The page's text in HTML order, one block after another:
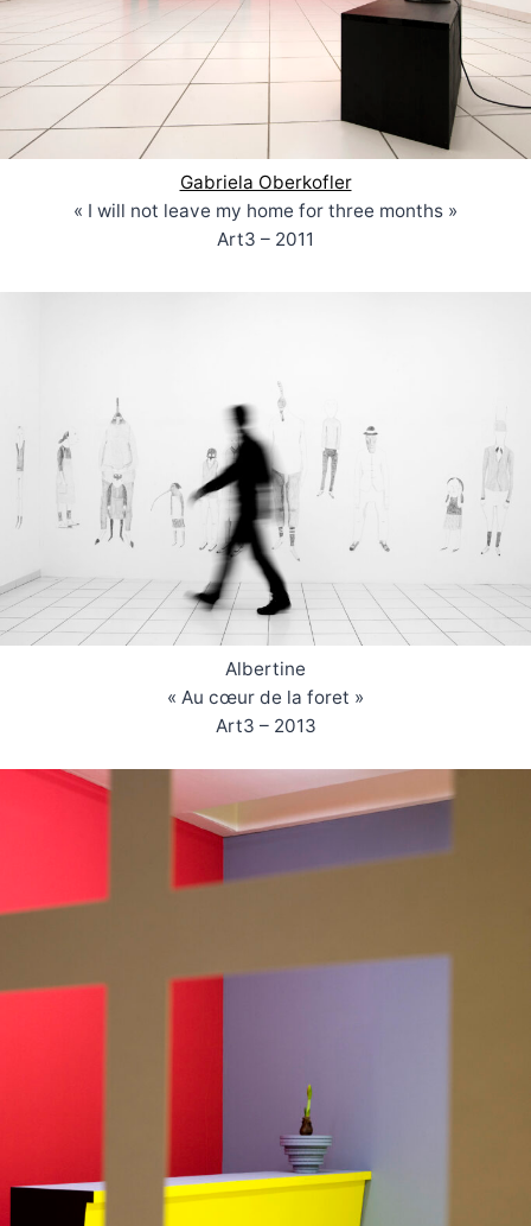
Gabriela Oberkofler
« I will not leave my home for three months »
Art3 – 2011
Albertine
« Au cœur de la foret »
Art3 – 2013